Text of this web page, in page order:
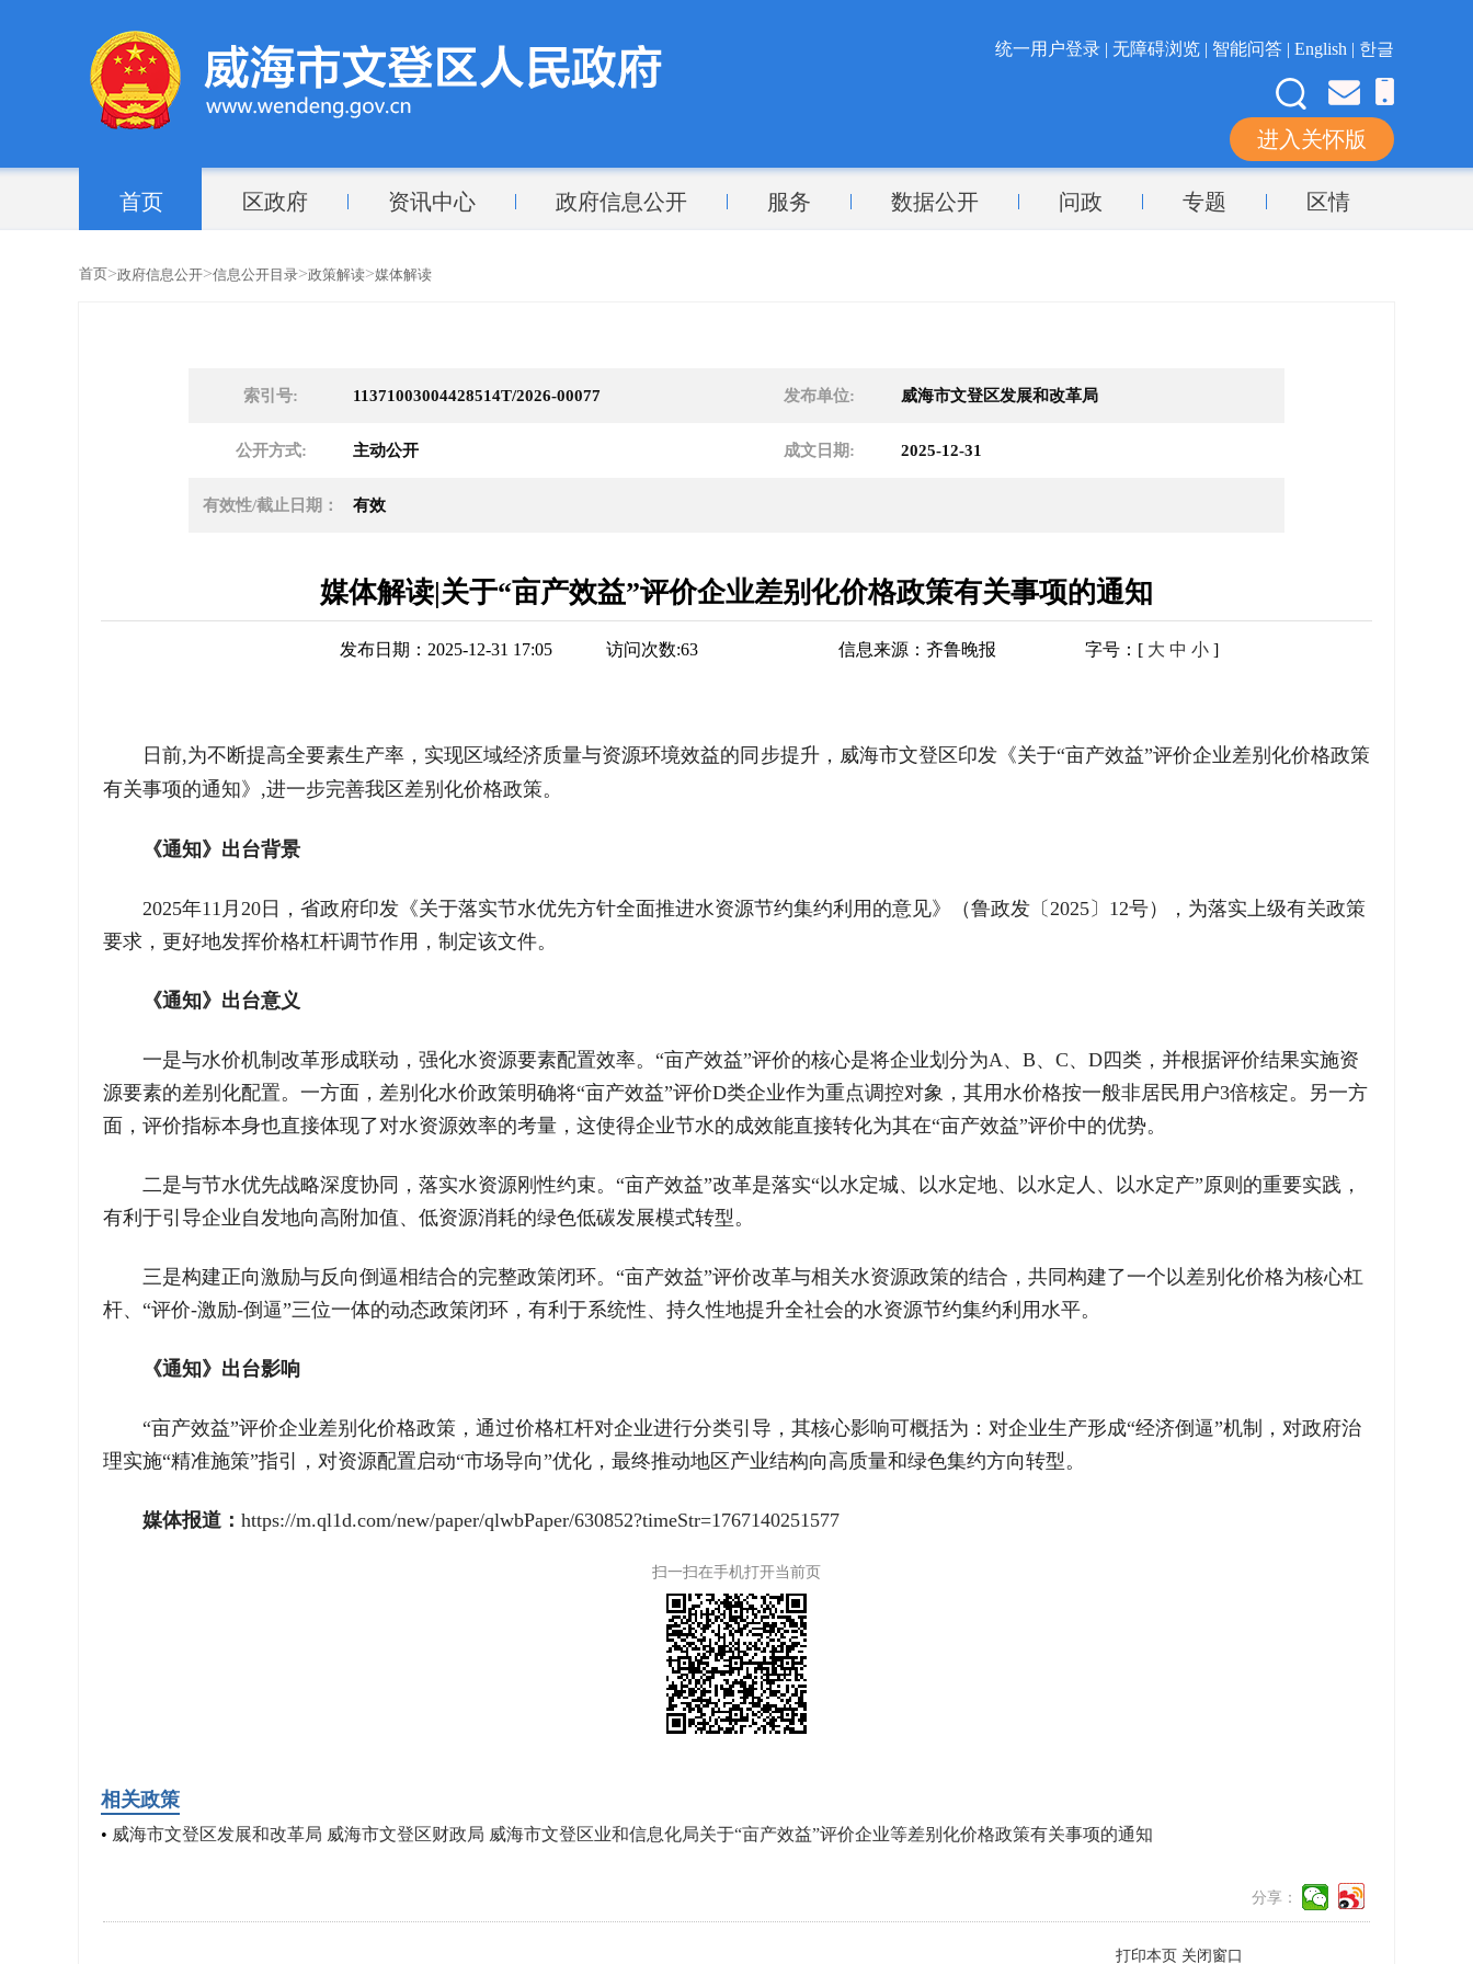
统一用户登录 | 无障碍浏览 | 智能问答 | English | 한글
进入关怀版
首页 区政府 资讯中心 政府信息公开 服务 数据公开 问政 专题 区情
首页>政府信息公开>信息公开目录>政策解读>媒体解读
索引号: 11371003004428514T/2026-00077 发布单位: 威海市文登区发展和改革局
公开方式: 主动公开 成文日期: 2025-12-31
有效性/截止日期： 有效
媒体解读|关于“亩产效益”评价企业差别化价格政策有关事项的通知
发布日期：2025-12-31 17:05 访问次数:63 信息来源： 齐鲁晚报 字号：[ 大 中 小 ]
日前,为不断提高全要素生产率，实现区域经济质量与资源环境效益的同步提升，威海市文登区印发《关于“亩产效益”评价企业差别化价格政策
有关事项的通知》,进一步完善我区差别化价格政策。
《通知》出台背景
2025年11月20日，省政府印发《关于落实节水优先方针全面推进水资源节约集约利用的意见》（鲁政发〔2025〕12号），为落实上级有关政策
要求，更好地发挥价格杠杆调节作用，制定该文件。
《通知》出台意义
一是与水价机制改革形成联动，强化水资源要素配置效率。“亩产效益”评价的核心是将企业划分为A、B、C、D四类，并根据评价结果实施资
源要素的差别化配置。一方面，差别化水价政策明确将“亩产效益”评价D类企业作为重点调控对象，其用水价格按一般非居民用户3倍核定。另一方
面，评价指标本身也直接体现了对水资源效率的考量，这使得企业节水的成效能直接转化为其在“亩产效益”评价中的优势。
二是与节水优先战略深度协同，落实水资源刚性约束。“亩产效益”改革是落实“以水定城、以水定地、以水定人、以水定产”原则的重要实践，
有利于引导企业自发地向高附加值、低资源消耗的绿色低碳发展模式转型。
三是构建正向激励与反向倒逼相结合的完整政策闭环。“亩产效益”评价改革与相关水资源政策的结合，共同构建了一个以差别化价格为核心杠
杆、“评价-激励-倒逼”三位一体的动态政策闭环，有利于系统性、持久性地提升全社会的水资源节约集约利用水平。
《通知》出台影响
“亩产效益”评价企业差别化价格政策，通过价格杠杆对企业进行分类引导，其核心影响可概括为：对企业生产形成“经济倒逼”机制，对政府治
理实施“精准施策”指引，对资源配置启动“市场导向”优化，最终推动地区产业结构向高质量和绿色集约方向转型。
媒体报道： https://m.ql1d.com/new/paper/qlwbPaper/630852?timeStr=1767140251577
扫一扫在手机打开当前页
相关政策
• 威海市文登区发展和改革局 威海市文登区财政局 威海市文登区业和信息化局关于“亩产效益”评价企业等差别化价格政策有关事项的通知
分享：
打印本页 关闭窗口